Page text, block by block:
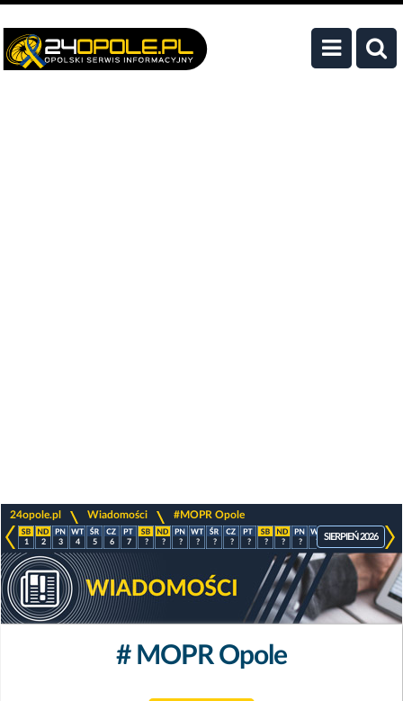
24opole.pl Wiadomości #MOPR Opole
1 2 3 4 5 6 7 ? ? ? ? ? ? ? ? ? ? ? ? ? ?
SIERPIEŃ 2026
# MOPR Opole